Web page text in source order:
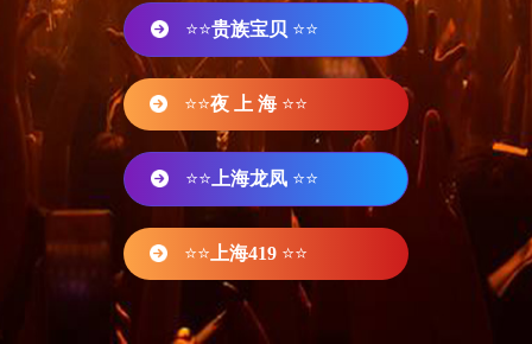
⭐⭐贵族宝贝 ⭐⭐
⭐⭐夜 上 海 ⭐⭐
⭐⭐ 上海龙凤 ⭐⭐
⭐⭐ 上海419 ⭐⭐